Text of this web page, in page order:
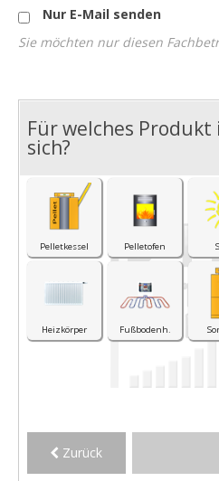
Nur E-Mail senden
Sie möchten nur diesen
Für welches
sich?
Pelletkessel Pelletofen
Heizkörper Fußbodenh.
Zurück